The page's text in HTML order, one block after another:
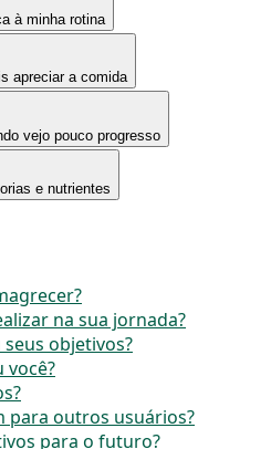
à minha rotina
apreciar a comida
vejo pouco progresso
e nutrientes
na sua jornada?
objetivos?
você?
para outros usuários?
para o futuro?